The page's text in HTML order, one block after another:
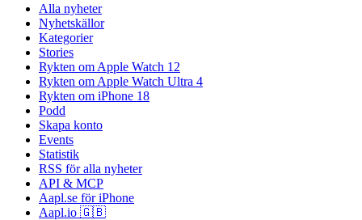
Alla nyheter
Nyhetskällor
Kategorier
Stories
Rykten om Apple Watch 12
Rykten om Apple Watch Ultra 4
Rykten om iPhone 18
Podd
Skapa konto
Events
Statistik
RSS för alla nyheter
API & MCP
Aapl.se för iPhone
Aapl.io 🇬🇧